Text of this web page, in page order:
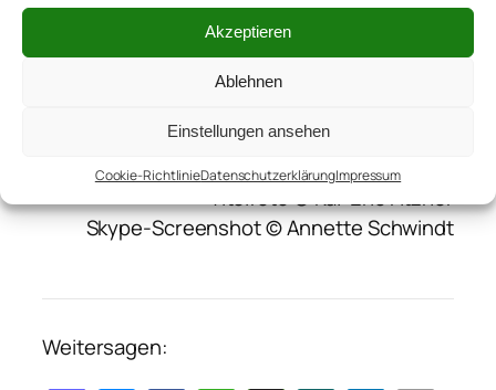
Akzeptieren
Ablehnen
Einstellungen ansehen
Cookie-RichtlinieDatenschutzerklärungImpressum
Titelfoto © Kai-Eric Fitzner
Skype-Screenshot © Annette Schwindt
Weitersagen: